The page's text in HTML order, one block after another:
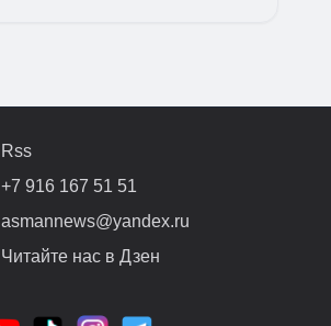
Rss
+7 916 167 51 51
asmannews@yandex.ru
Читайте нас в Дзен